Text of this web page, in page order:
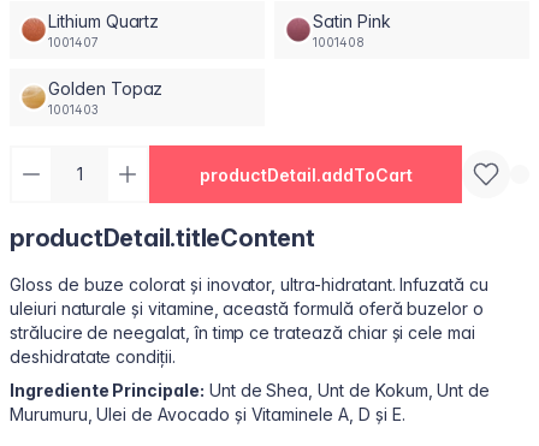
Lithium Quartz
1001407
Satin Pink
1001408
Golden Topaz
1001403
productDetail.addToCart
productDetail.titleContent
Gloss de buze colorat și inovator, ultra-hidratant. Infuzată cu
uleiuri naturale și vitamine, această formulă oferă buzelor o
strălucire de neegalat, în timp ce tratează chiar și cele mai
deshidratate condiții.
Ingrediente Principale: Unt de Shea, Unt de Kokum, Unt de
Murumuru, Ulei de Avocado și Vitaminele A, D și E.